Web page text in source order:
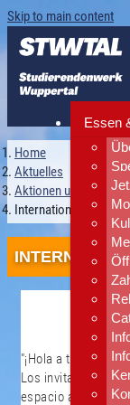
Skip to main content
Essen
Home
Aktuelles
Aktionen und Events
Internationale
"¡Hola a todos!
Los invitamos a
espacio abierto y